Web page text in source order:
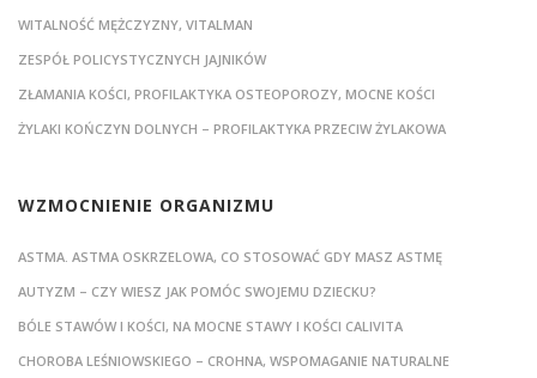
WITALNOŚĆ MĘŻCZYZNY, VITALMAN
ZESPÓŁ POLICYSTYCZNYCH JAJNIKÓW
ZŁAMANIA KOŚCI, PROFILAKTYKA OSTEOPOROZY, MOCNE KOŚCI
ŻYLAKI KOŃCZYN DOLNYCH – PROFILAKTYKA PRZECIW ŻYLAKOWA
WZMOCNIENIE ORGANIZMU
ASTMA. ASTMA OSKRZELOWA, CO STOSOWAĆ GDY MASZ ASTMĘ
AUTYZM – CZY WIESZ JAK POMÓC SWOJEMU DZIECKU?
BÓLE STAWÓW I KOŚCI, NA MOCNE STAWY I KOŚCI CALIVITA
CHOROBA LEŚNIOWSKIEGO – CROHNA, WSPOMAGANIE NATURALNE